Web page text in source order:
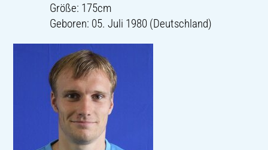
Größe: 175cm
Geboren: 05. Juli 1980 (Deutschland)